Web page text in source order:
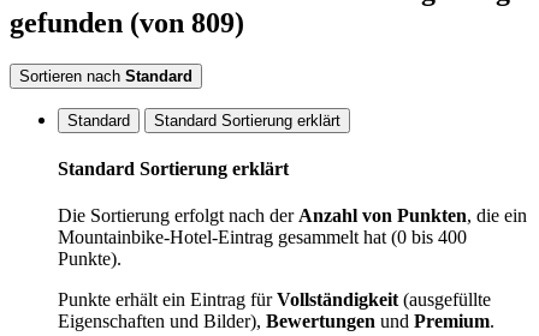
gefunden (von 809)
Sortieren nach Standard
Standard Standard Sortierung erklärt
Standard Sortierung erklärt
Die Sortierung erfolgt nach der Anzahl von Punkten, die ein
Mountainbike-Hotel-Eintrag gesammelt hat (0 bis 400
Punkte).
Punkte erhält ein Eintrag fürVollständigkeit (ausgefüllte
Eigenschaften und Bilder), Bewertungen und Premium.